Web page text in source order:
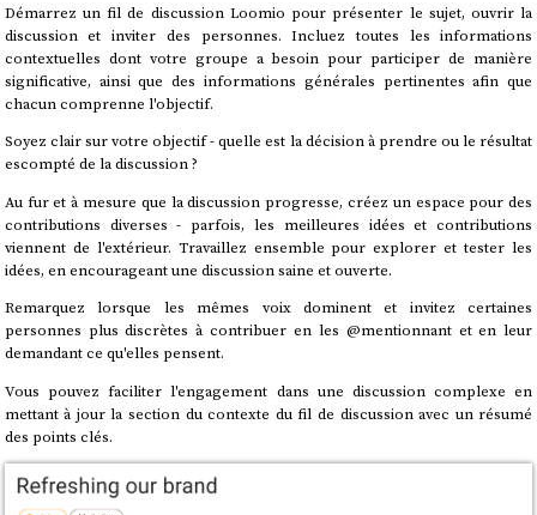
Démarrez un fil de discussion Loomio pour présenter le sujet, ouvrir la
discussion et inviter des personnes. Incluez toutes les informations
contextuelles dont votre groupe a besoin pour participer de manière
significative, ainsi que des informations générales pertinentes afin que
chacun comprenne l'objectif.
Soyez clair sur votre objectif - quelle est la décision à prendre ou le résultat
escompté de la discussion ?
Au fur et à mesure que la discussion progresse, créez un espace pour des
contributions diverses - parfois, les meilleures idées et contributions
viennent de l'extérieur. Travaillez ensemble pour explorer et tester les
idées, en encourageant une discussion saine et ouverte.
Remarquez lorsque les mêmes voix dominent et invitez certaines
personnes plus discrètes à contribuer en les @mentionnant et en leur
demandant ce qu'elles pensent.
Vous pouvez faciliter l'engagement dans une discussion complexe en
mettant à jour la section du contexte du fil de discussion avec un résumé
des points clés.